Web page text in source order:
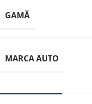
GAMĂ
MARCA AUTO